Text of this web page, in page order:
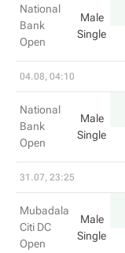
National
Bank
Open
Male
Single
04.08, 04:10
National
Bank
Open
Male
Single
31.07, 23:25
Mubadala
Citi DC
Open
Male
Single